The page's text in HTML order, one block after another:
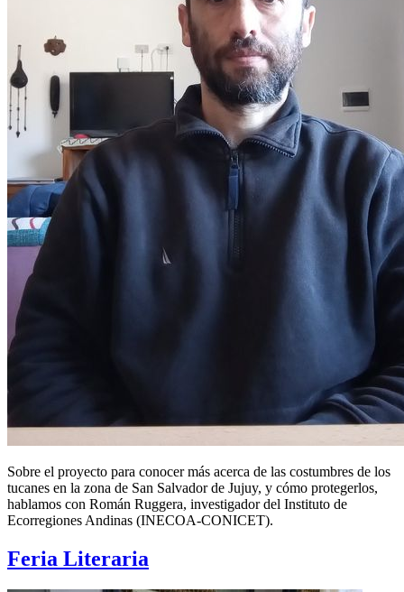
Sobre el proyecto para conocer más acerca de las costumbres de los
tucanes en la zona de San Salvador de Jujuy, y cómo protegerlos,
hablamos con Román Ruggera, investigador del Instituto de
Ecorregiones Andinas (INECOA-CONICET).
Feria Literaria